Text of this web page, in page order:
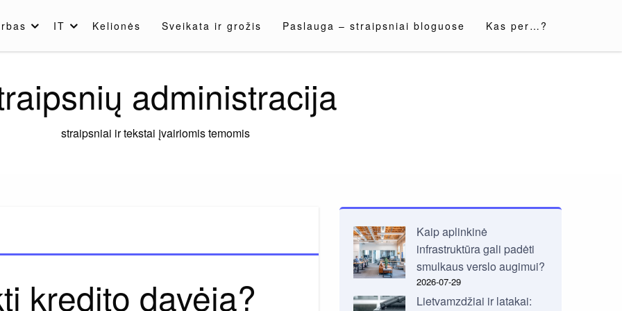
IT Kelionės Sveikata ir grožis Paslauga – straipsniai bloguose Kas per…?
administracija
straipsniai ir tekstai įvairiomis temomis
kredito davėją?
Kaip aplinkinė
infrastruktūra gali padėti
smulkaus verslo augimui?
2026-07-29
Lietvamzdžiai ir latakai: